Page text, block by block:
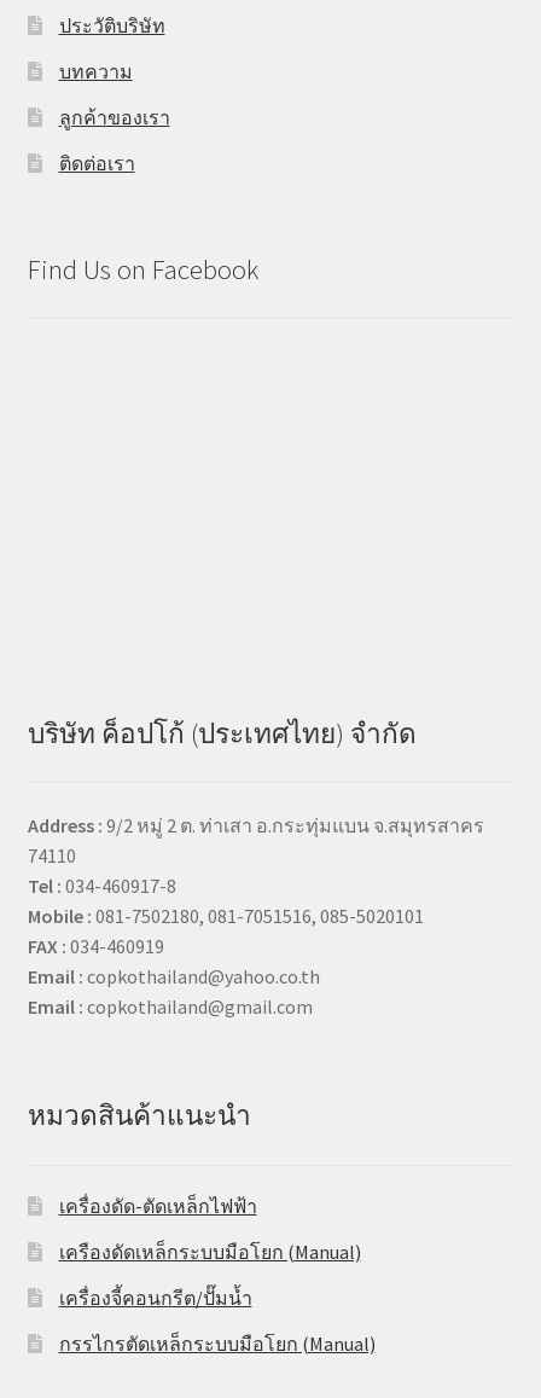
ประวัติบริษัท
บทความ
ลูกค้าของเรา
ติดต่อเรา
Find Us on Facebook
บริษัท ค็อปโก้ (ประเทศไทย) จำกัด
Address : 9/2 หมู่ 2 ต. ท่าเสา อ.กระทุ่มแบน จ.สมุทรสาคร
74110
Tel : 034-460917-8
Mobile : 081-7502180, 081-7051516, 085-5020101
FAX : 034-460919
Email : copkothailand@yahoo.co.th
Email : copkothailand@gmail.com
หมวดสินค้าแนะนำ
เครื่องดัด-ตัดเหล็กไฟฟ้า
เครืองดัดเหล็กระบบมือโยก (Manual)
เครื่องจี้คอนกรีต/ปั๊มน้ำ
กรรไกรตัดเหล็กระบบมือโยก (Manual)